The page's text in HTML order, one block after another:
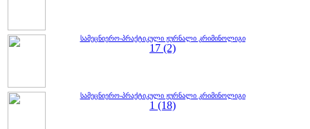
სამეცნიერო-პრაქტიკული ჟურნალი კრიმინოლიგი
17 (2)
სამეცნიერო-პრაქტიკული ჟურნალი კრიმინოლიგი
1 (18)